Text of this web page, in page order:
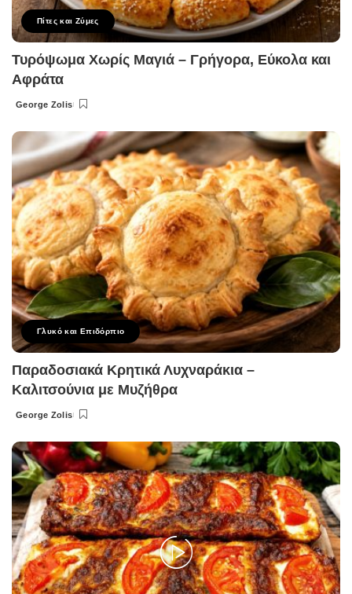
Πίτες και Ζύμες
Τυρόψωμα Χωρίς Μαγιά – Γρήγορα, Εύκολα και
Αφράτα
Posted
George Zolis
Γλυκό και Επιδόρπιο
Παραδοσιακά Κρητικά Λυχναράκια –
Καλιτσούνια με Μυζήθρα
Posted
George Zolis